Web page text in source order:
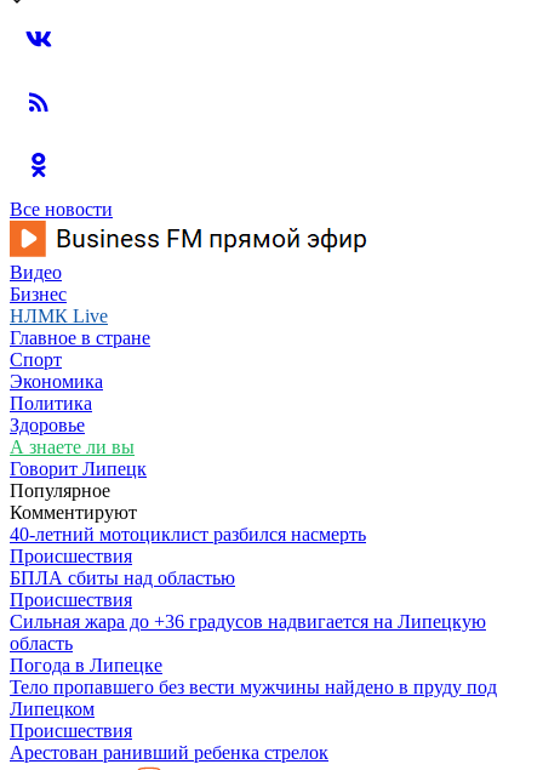
Все новости
Видео
Бизнес
НЛМК Live
Главное в стране
Спорт
Экономика
Политика
Здоровье
А знаете ли вы
Говорит Липецк
Популярное
Комментируют
40-летний мотоциклист разбился насмерть
Происшествия
БПЛА сбиты над областью
Происшествия
Сильная жара до +36 градусов надвигается на Липецкую
область
Погода в Липецке
Тело пропавшего без вести мужчины найдено в пруду под
Липецком
Происшествия
Арестован ранивший ребенка стрелок